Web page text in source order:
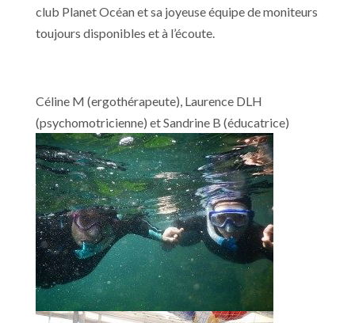
club Planet Océan et sa joyeuse équipe de moniteurs
toujours disponibles et à l’écoute.
Céline M (ergothérapeute), Laurence DLH
(psychomotricienne) et Sandrine B (éducatrice)